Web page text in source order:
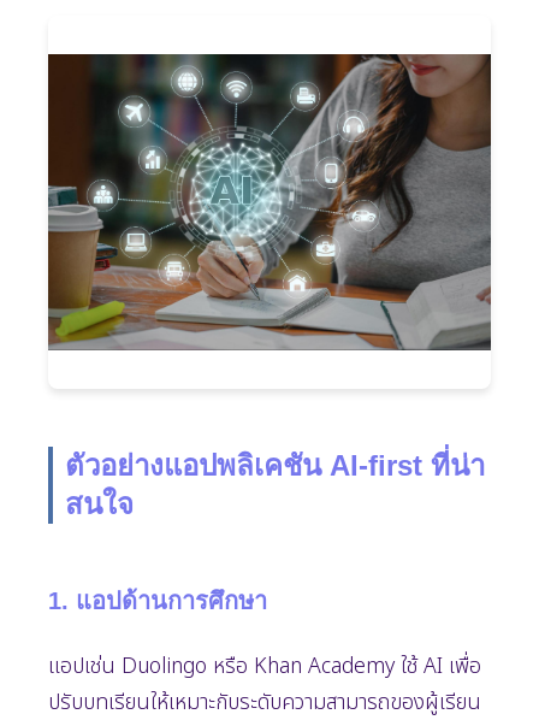
ตัวอย่างแอปพลิเคชัน AI-first ที่น่า
สนใจ
1. แอปด้านการศึกษา
แอปเช่น Duolingo หรือ Khan Academy ใช้ AI เพื่อ
ปรับบทเรียนให้เหมาะกับระดับความสามารถของผู้เรียน